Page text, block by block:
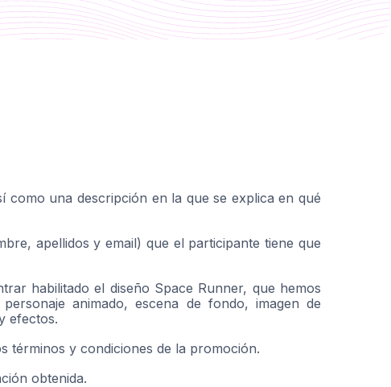
como una descripción en la que se explica en qué
apellidos y email) que el participante tiene que
habilitado el diseño Space Runner, que hemos
animado, escena de fondo, imagen de
efectos.
términos y condiciones de la promoción.
obtenida.